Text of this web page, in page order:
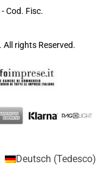
Cod. Fisc.
rights Reserved.
Deutsch (Tedesco)